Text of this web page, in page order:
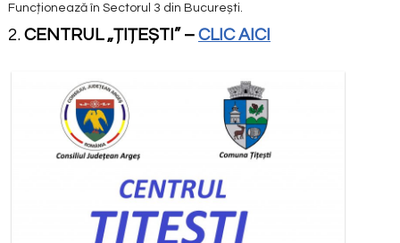
Funcționează în Sectorul 3 din București.
2. CENTRUL „ȚIȚEȘTI” – CLIC AICI